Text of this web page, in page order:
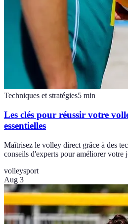
Techniques et stratégies5 min
Les clés pour réussir votre
essentielles
Maîtrisez le volley direct grâce à des
conseils d'experts pour améliorer votre
volleysport
Aug 3